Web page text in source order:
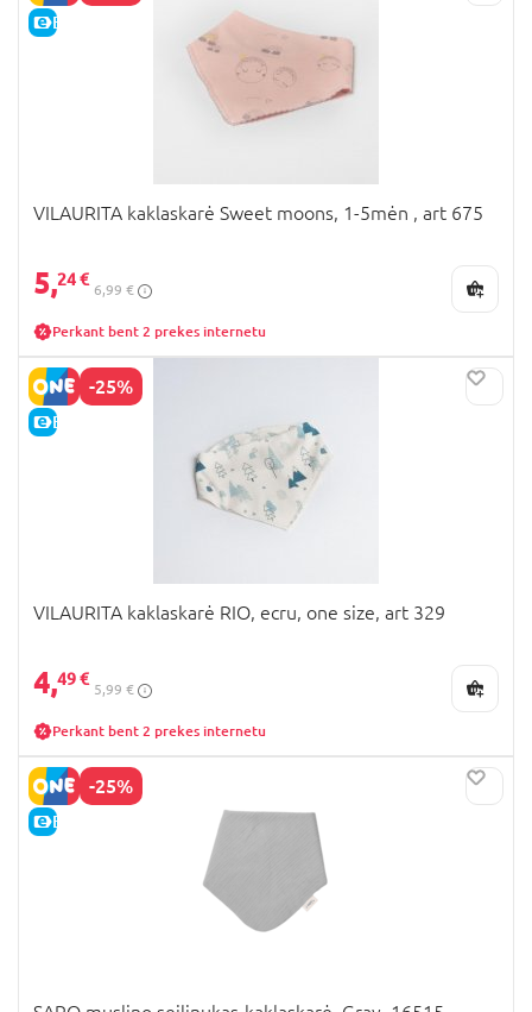
E-KAINA
VILAURITA kaklaskarė Sweet moons, 1-5mėn , art 675
5,24 €
6,99 €
Perkant bent 2 prekes internetu
-25%
E-KAINA
VILAURITA kaklaskarė RIO, ecru, one size, art 329
4,49 €
5,99 €
Perkant bent 2 prekes internetu
-25%
E-KAINA